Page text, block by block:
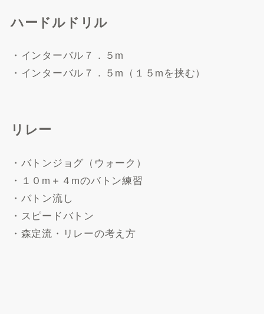
ハードルドリル
・インターバル７．５m
・インターバル７．５m（１５mを挟む）
リレー
・バトンジョグ（ウォーク）
・１０m＋４mのバトン練習
・バトン流し
・スピードバトン
・森定流・リレーの考え方